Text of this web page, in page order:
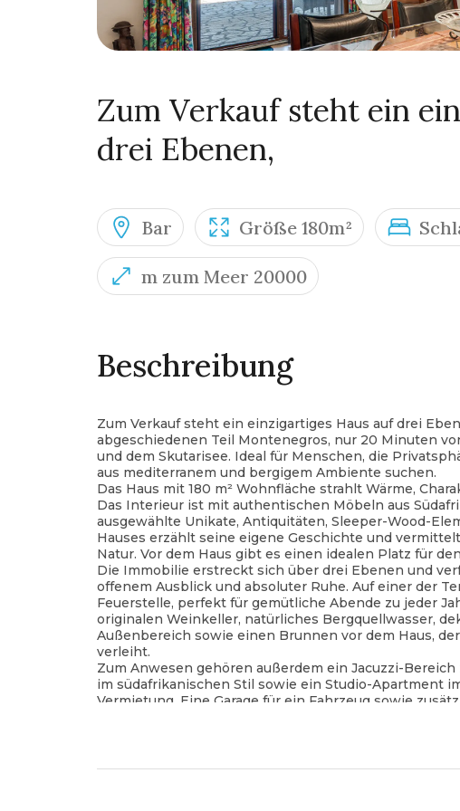
Zum Verkauf steht ein
drei Ebenen,
Bar Größe 180m²
m zum Meer 20000
Beschreibung
Zum Verkauf steht ein einzigartiges Haus auf drei
abgeschiedenen Teil Montenegros, nur 20 Minuten
und dem Skutarisee. Ideal für Menschen, die
aus mediterranem und bergigem Ambiente suchen.
Das Haus mit 180 m² Wohnfläche strahlt Wärme,
Das Interieur ist mit authentischen Möbeln aus
ausgewählte Unikate, Antiquitäten, Sleeper-Wood-
Hauses erzählt seine eigene Geschichte und
Natur. Vor dem Haus gibt es einen idealen Platz für
Die Immobilie erstreckt sich über drei Ebenen und
offenem Ausblick und absoluter Ruhe. Auf einer der
Feuerstelle, perfekt für gemütliche Abende zu jeder
originalen Weinkeller, natürliches Bergquellwasser,
Außenbereich sowie einen Brunnen vor dem Haus,
verleiht.
Zum Anwesen gehören außerdem ein Jacuzzi-
im südafrikanischen Stil sowie ein Studio-Apartment
Vermietung. Eine Garage für ein Fahrzeug sowie
einen Regenwasserspeicher.